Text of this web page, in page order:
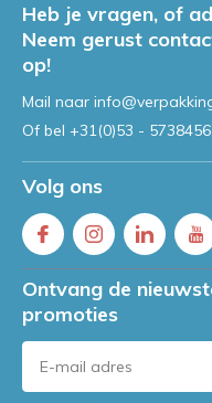
Heb je vragen, of
Neem gerust
op!
Mail naar
Of bel +31(0)53 - 5738456
Volg ons
Ontvang de
promoties